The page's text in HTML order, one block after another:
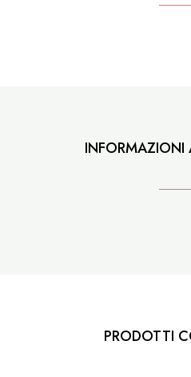
INFORMAZIONI
PRODOTTI